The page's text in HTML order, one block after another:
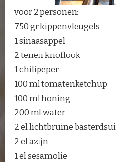
voor 2 personen:
750 gr kippenvleugels
1 sinaasappel
2 tenen knoflook
1 chilipeper
100 ml tomatenketchup
100 ml honing
200 ml water
2 el lichtbruine
2 el azijn
1 el sesamolie